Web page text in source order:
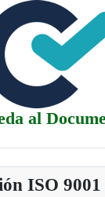
al
ISO 9001